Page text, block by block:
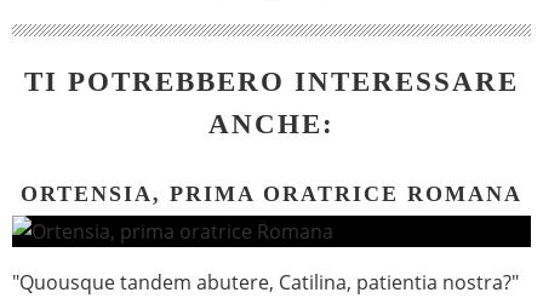
TI POTREBBERO INTERESSARE
ANCHE:
ORTENSIA, PRIMA ORATRICE ROMANA
"Quousque tandem abutere, Catilina, patientia nostra?"